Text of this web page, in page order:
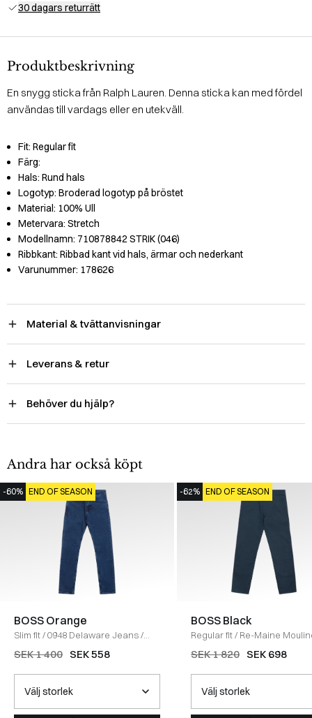
30 dagars returrätt
Produktbeskrivning
En snygg sticka från Ralph Lauren. Denna sticka kan med fördel
användas till vardags eller en utekväll.
Fit: Regular fit
Färg:
Hals: Rund hals
Logotyp: Broderad logotyp på bröstet
Material: 100% Ull
Metervara: Stretch
Modellnamn: 710878842 STRIK (046)
Ribbkant: Ribbad kant vid hals, ärmar och nederkant
Varunummer: 178626
Material & tvättanvisningar
Leverans & retur
Behöver du hjälp?
Andra har också köpt
-60% END OF SEASON
BOSS Orange
Slim fit/0948 Delaware Jeans/
DENIM
SEK 1 400 SEK 558
-62% END OF SEASON
BOSS Black
Regular fit/ Re-Maine
Jeans
NAVY
SEK 1 820 SEK 698